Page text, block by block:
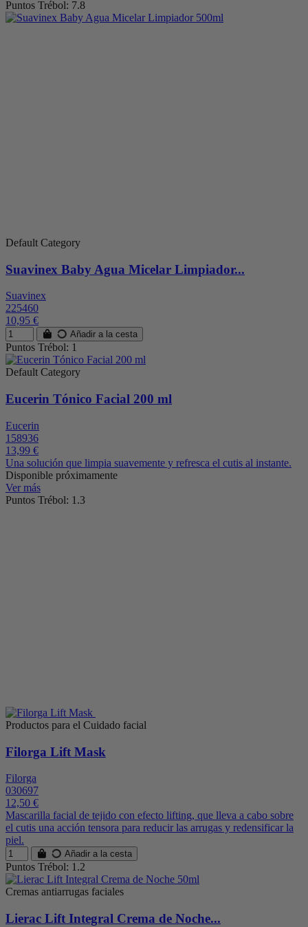
Puntos Trébol: 7.8
Default Category
Suavinex Baby Agua Micelar Limpiador...
Suavinex
225460
10,95 €
Añadir a la cesta
Puntos Trébol: 1
Default Category
Eucerin Tónico Facial 200 ml
Eucerin
158936
13,99 €
Una solución que limpia suavemente y refresca el cutis al instante.
Disponible próximamente
Ver más
Puntos Trébol: 1.3
Productos para el Cuidado facial
Filorga Lift Mask
Filorga
030697
12,50 €
Mascarilla facial de tejido con efecto lifting, que lleva a cabo sobre
el cutis una acción tensora para reducir las arrugas y redensificar la
piel.
Añadir a la cesta
Puntos Trébol: 1.2
Cremas antiarrugas faciales
Lierac Lift Integral Crema de Noche...